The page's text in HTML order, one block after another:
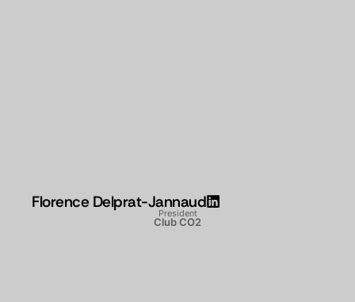
Florence Delprat-Jannaud
President
Club CO2